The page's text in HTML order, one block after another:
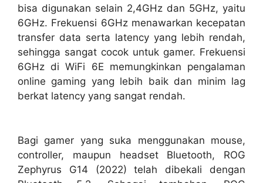
bisa digunakan selain 2,4GHz dan 5GHz, yaitu
6GHz. Frekuensi 6GHz menawarkan kecepatan
transfer data serta latency yang lebih rendah,
sehingga sangat cocok untuk gamer. Frekuensi
6GHz di WiFi 6E memungkinkan pengalaman
online gaming yang lebih baik dan minim lag
berkat latency yang sangat rendah.
Bagi gamer yang suka menggunakan mouse,
controller, maupun headset Bluetooth, ROG
Zephyrus G14 (2022) telah dibekali dengan